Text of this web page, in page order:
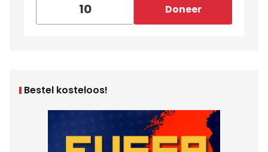
Doneer
Bestel kosteloos!